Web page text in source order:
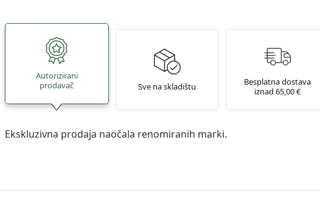
Autorizirani
prodavač
Sve na skladištu
Besplatna dostava
iznad 65,00 €
Ekskluzivna prodaja naočala renomiranih marki.